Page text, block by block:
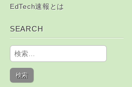
Skip to content
EdTech速報とは
SEARCH
検索: